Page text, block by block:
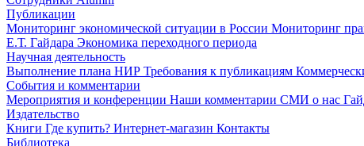
Публикации
Мониторинг экономической ситуации в России Мониторинг
Е.Т. Гайдара Экономика переходного периода
Научная деятельность
Выполнение плана НИР Требования к публикациям
События и комментарии
Мероприятия и конференции Наши комментарии СМИ о нас
Издательство
Книги Где купить? Интернет-магазин Контакты
Библиотека